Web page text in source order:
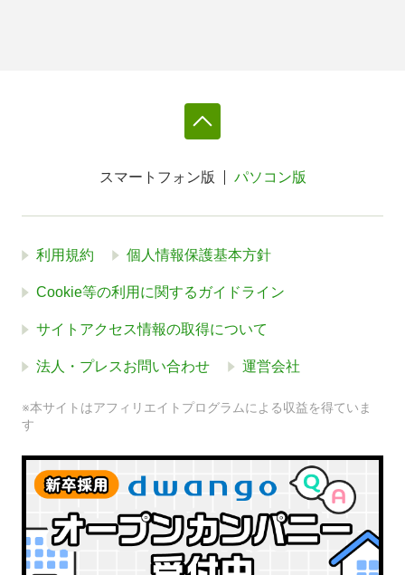
スマートフォン版 パソコン版
利用規約 個人情報保護基本方針
Cookie等の利用に関するガイドライン
サイトアクセス情報の取得について
法人・プレスお問い合わせ 運営会社
※本サイトはアフィリエイトプログラムによる収益を得ていま
す